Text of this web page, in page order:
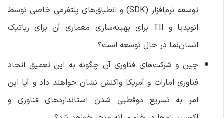
توسعه نرم‌افزار (SDK) و انطباق‌های پلتفرمی خاصی توسط
انویدیا و TII برای بهینه‌سازی معماری آن برای رباتیک
انسان‌نما در حال توسعه است؟
چین و شرکت‌های فناوری آن چگونه به این تعمیق اتحاد
فناوری امارات و آمریکا واکنش نشان خواهند داد و آیا این
امر به تسریع دوقطبی شدن استانداردهای فناوری و